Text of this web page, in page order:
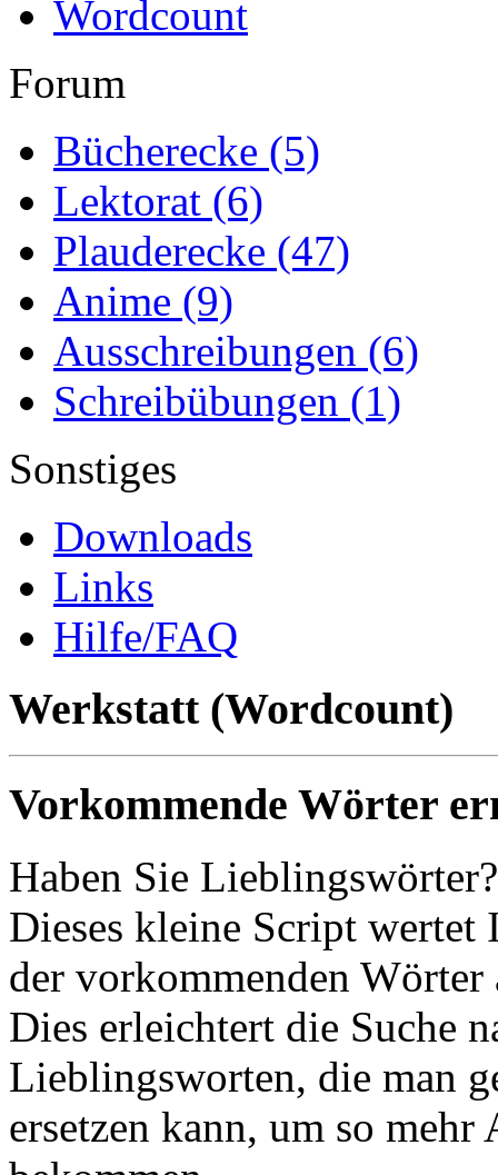
Wordcount
Forum
Bücherecke (5)
Lektorat (6)
Plauderecke (47)
Anime (9)
Ausschreibungen (6)
Schreibübungen (1)
Sonstiges
Downloads
Links
Hilfe/FAQ
Werkstatt (Wordcount)
Vorkommende Wörter
Haben Sie Lieblingswörter?
Dieses kleine Script
der vorkommenden Wörter
Dies erleichtert die Suche
Lieblingsworten, die man
ersetzen kann, um so